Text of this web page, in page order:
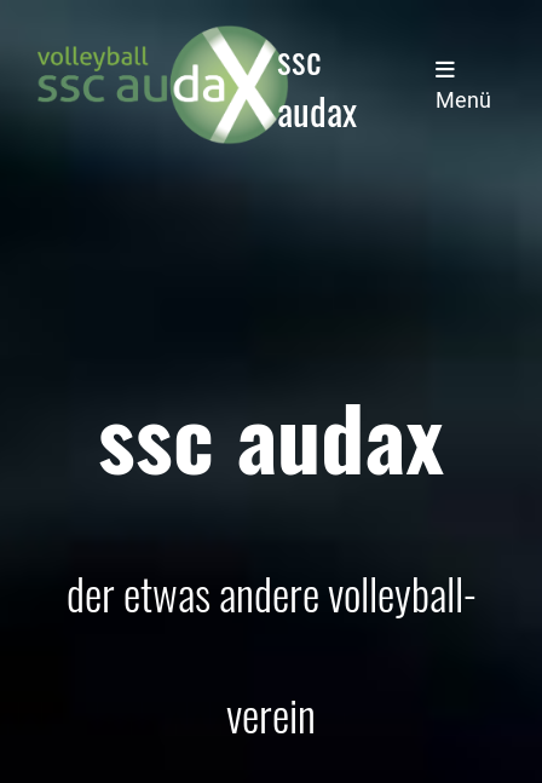
ssc
audax
Menü
ssc audax
der etwas andere volleyball-
verein